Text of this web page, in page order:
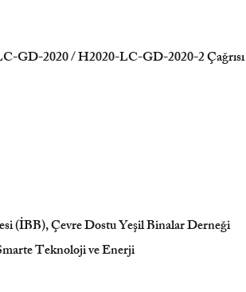
GD-2020 / H2020-LC-GD-2020-2 Çağrısı
(İBB), Çevre Dostu Yeşil Binalar Derneği
Teknoloji ve Enerji